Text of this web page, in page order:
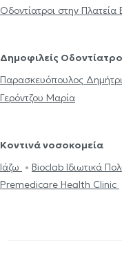
Οδοντίατροι στην Πλατεία
Δημοφιλείς
Παρασκευόπουλος
Γερόντζου Μαρία
Κοντινά νοσοκομεία
Ιάζω
Bioclab Ιδιωτικά
Premedicare Health Clinic